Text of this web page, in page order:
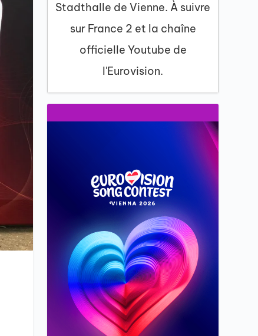
Stadthalle de Vienne. À suivre
sur France 2 et la chaîne
officielle Youtube de
l'Eurovision.